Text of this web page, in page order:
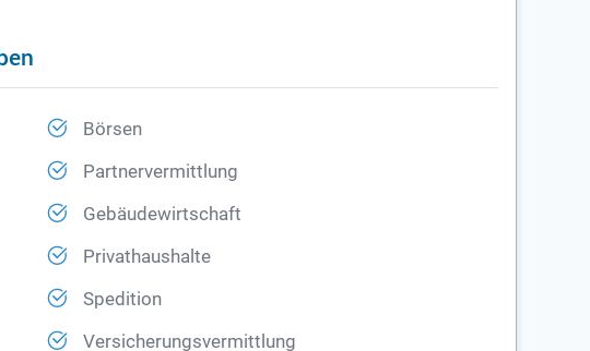
Börsen
Partnervermittlung
Gebäudewirtschaft
Privathaushalte
Spedition
Versicherungsvermittlung